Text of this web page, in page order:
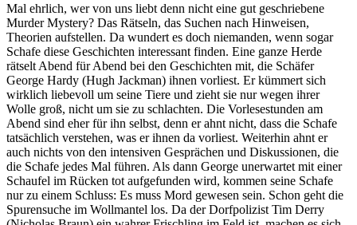
Mal ehrlich, wer von uns liebt denn nicht eine gut geschriebene
Murder Mystery? Das Rätseln, das Suchen nach Hinweisen,
Theorien aufstellen. Da wundert es doch niemanden, wenn sogar
Schafe diese Geschichten interessant finden. Eine ganze Herde
rätselt Abend für Abend bei den Geschichten mit, die Schäfer
George Hardy (Hugh Jackman) ihnen vorliest. Er kümmert sich
wirklich liebevoll um seine Tiere und zieht sie nur wegen ihrer
Wolle groß, nicht um sie zu schlachten. Die Vorlesestunden am
Abend sind eher für ihn selbst, denn er ahnt nicht, dass die Schafe
tatsächlich verstehen, was er ihnen da vorliest. Weiterhin ahnt er
auch nichts von den intensiven Gesprächen und Diskussionen, die
die Schafe jedes Mal führen. Als dann George unerwartet mit einer
Schaufel im Rücken tot aufgefunden wird, kommen seine Schafe
nur zu einem Schluss: Es muss Mord gewesen sein. Schon geht die
Spurensuche im Wollmantel los. Da der Dorfpolizist Tim Derry